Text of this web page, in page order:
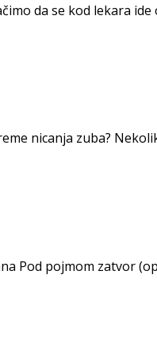
da se kod lekara ide
nicanja zuba?
Pod pojmom zatvor